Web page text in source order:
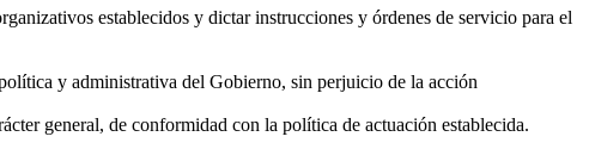
establecidos y dictar instrucciones y órdenes de servicio para el
y administrativa del Gobierno, sin perjuicio de la acción
general, de conformidad con la política de actuación establecida.